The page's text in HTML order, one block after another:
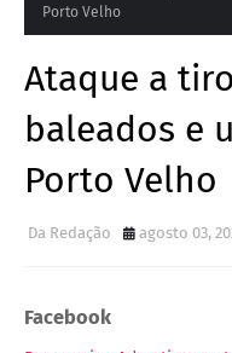
Porto Velho
Ataque a
baleados e
Porto Velho
Da Redação agosto 03,
Facebook